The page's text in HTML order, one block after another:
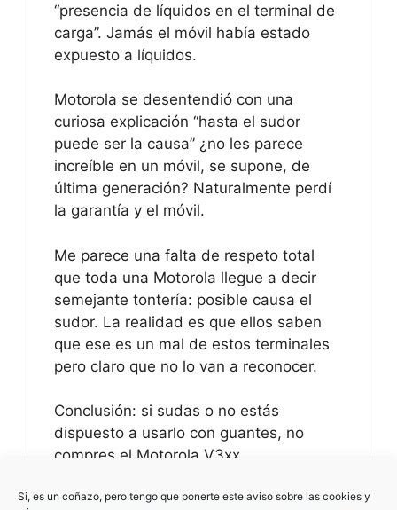
Si, es un coñazo, pero tengo que ponerte este aviso sobre las cookies y
“presencia de líquidos en el terminal de
carga”. Jamás el móvil había estado
expuesto a líquidos.
Motorola se desentendió con una
curiosa explicación “hasta el sudor
puede ser la causa” ¿no les parece
increíble en un móvil, se supone, de
última generación? Naturalmente perdí
la garantía y el móvil.
Me parece una falta de respeto total
que toda una Motorola llegue a decir
semejante tontería: posible causa el
sudor. La realidad es que ellos saben
que ese es un mal de estos terminales
pero claro que no lo van a reconocer.
Conclusión: si sudas o no estás
dispuesto a usarlo con guantes, no
compres el Motorola V3xx